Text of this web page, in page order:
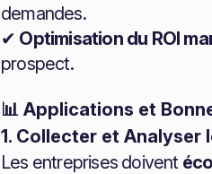
demandes.
✔ Optimisation du ROI
prospect.
📊 Applications et
1. Collecter et Analyser
Les entreprises doivent